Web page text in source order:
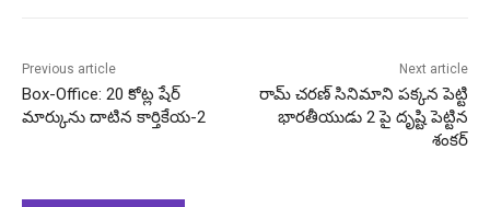
Previous article
Box-Office: 20 కోట్ల షేర్
మార్కును దాటిన కార్తికేయ-2
Next article
రామ్ చరణ్ సినిమాని పక్కన పెట్టి
భారతీయుడు 2 పై దృష్టి పెట్టిన
శంకర్